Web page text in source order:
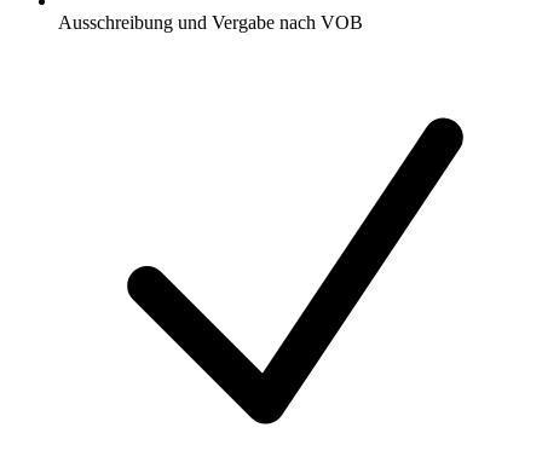
Ausschreibung und Vergabe nach VOB